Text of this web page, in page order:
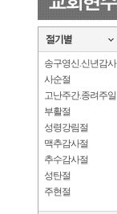
송구영신.신년감사
사순절
고난주간.종려주일
부활절
성령강림절
맥추감사절
추수감사절
성탄절
주현절